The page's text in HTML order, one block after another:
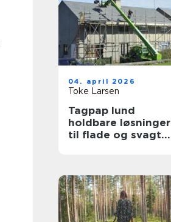
04. april 2026
Toke Larsen
Tagpap lund
holdbare løsninger
til flade og svagt